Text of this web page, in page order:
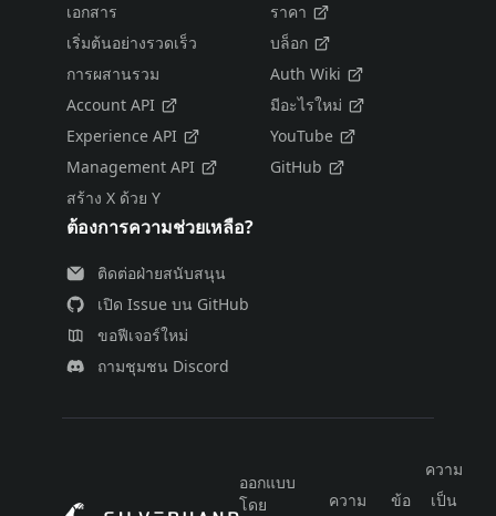
เอกสาร
เริ่มต้นอย่างรวดเร็ว
การผสานรวม
Account API
Experience API
Management API
สร้าง X ด้วย Y
ราคา
บล็อก
Auth Wiki
มีอะไรใหม่
YouTube
GitHub
ต้องการความช่วยเหลือ?
ติดต่อฝ่ายสนับสนุน
เปิด Issue บน GitHub
ขอฟีเจอร์ใหม่
ถามชุมชน Discord
ออกแบบ
โดย
ความ ข้อ
ความ
เป็น